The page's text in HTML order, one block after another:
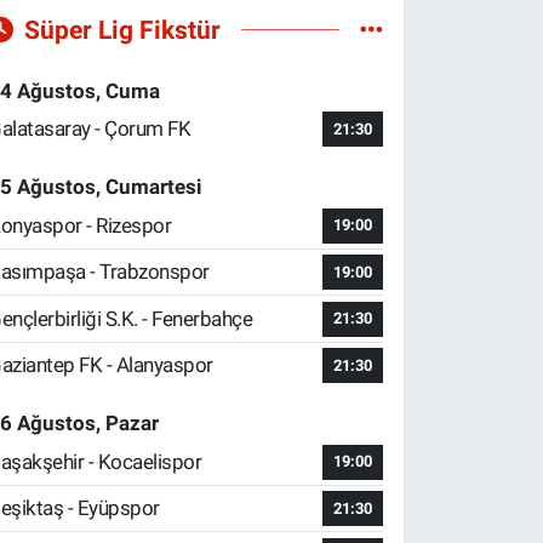
Süper Lig Fikstür
Ağustos, Cuma
- Çorum FK
21:30
Ağustos, Cumartesi
- Rizespor
19:00
- Trabzonspor 19:00
S.K. - Fenerbahçe 21:30
FK - Alanyaspor 21:30
Ağustos, Pazar
- Kocaelispor
19:00
- Eyüpspor 21:30